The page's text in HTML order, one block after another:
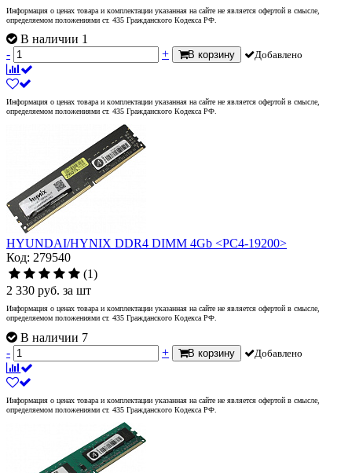
Информация о ценах товара и комплектации указанная на сайте не является офертой в смысле,
определяемом положениями ст. 435 Гражданского Кодекса РФ.
В наличии 1
-
+ В корзину Добавлено
Информация о ценах товара и комплектации указанная на сайте не является офертой в смысле,
определяемом положениями ст. 435 Гражданского Кодекса РФ.
HYUNDAI/HYNIX DDR4 DIMM 4Gb <PC4-19200>
Код: 279540
(1)
2 330 руб. за шт
Информация о ценах товара и комплектации указанная на сайте не является офертой в смысле,
определяемом положениями ст. 435 Гражданского Кодекса РФ.
В наличии 7
-
+ В корзину Добавлено
Информация о ценах товара и комплектации указанная на сайте не является офертой в смысле,
определяемом положениями ст. 435 Гражданского Кодекса РФ.